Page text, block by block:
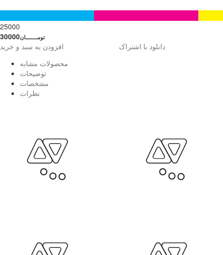
25000
30000تومــــــــان
افزودن به سبد و خرید
دانلود با اشتراک
محصولات مشابه
توضیحات
مشخصات
نظرات